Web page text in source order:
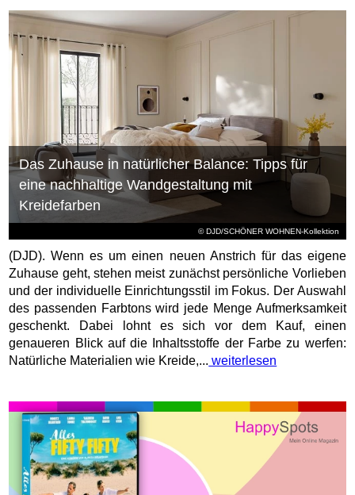
© DJD/SCHÖNER WOHNEN-Kollektion
Das Zuhause in natürlicher Balance: Tipps für
eine nachhaltige Wandgestaltung mit
Kreidefarben
(DJD). Wenn es um einen neuen Anstrich für das eigene
Zuhause geht, stehen meist zunächst persönliche Vorlieben
und der individuelle Einrichtungsstil im Fokus. Der Auswahl
des passenden Farbtons wird jede Menge Aufmerksamkeit
geschenkt. Dabei lohnt es sich vor dem Kauf, einen
genaueren Blick auf die Inhaltsstoffe der Farbe zu werfen:
Natürliche Materialien wie Kreide,... weiterlesen